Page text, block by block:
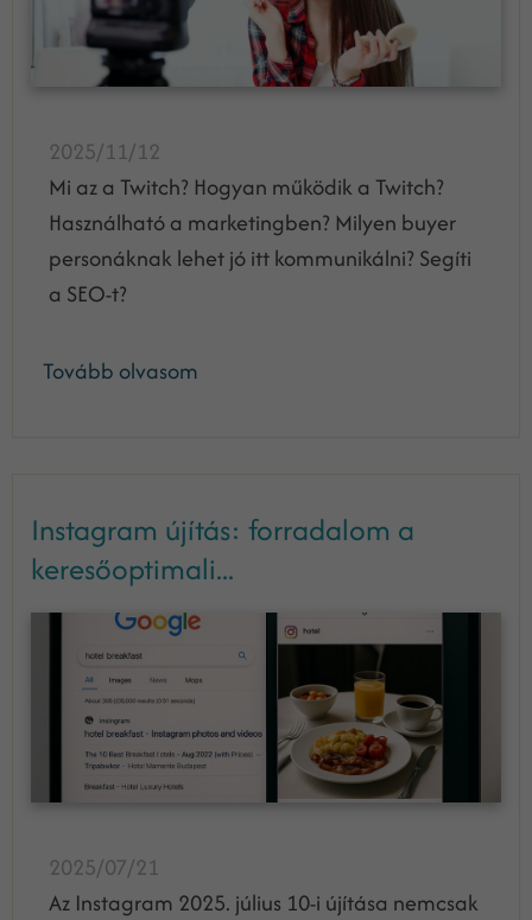
2025/11/12
Mi az a Twitch? Hogyan működik a Twitch?
Használható a marketingben? Milyen buyer
personáknak lehet jó itt kommunikálni? Segíti
a SEO-t?
Tovább olvasom
Instagram újítás: forradalom a
keresőoptimali...
2025/07/21
Az Instagram 2025. július 10-i újítása nemcsak